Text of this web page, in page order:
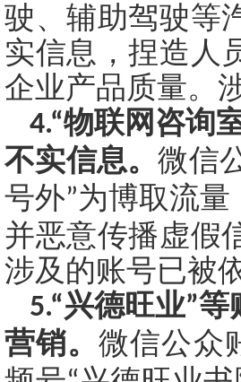
驶、辅助驾驶等
实信息，捏造人
企业产品质量。
4.“物联网咨询
不实信息。微信
号外”为博取流
并恶意传播虚假
涉及的账号已被
5.“兴德旺业”等
营销。微信公众